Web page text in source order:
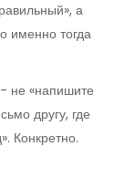
а
именно тогда
- не «напишите
другу, где
Конкретно.